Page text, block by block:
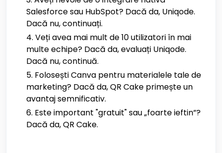
Salesforce sau HubSpot? Dacă da, Uniqode.
Dacă nu, continuați.
Veți avea mai mult de 10 utilizatori în mai
multe echipe? Dacă da, evaluați Uniqode.
Dacă nu, continuă.
Folosești Canva pentru materialele tale de
marketing? Dacă da, QR Cake primește un
avantaj semnificativ.
Este important "gratuit" sau „foarte ieftin”?
Dacă da, QR Cake.